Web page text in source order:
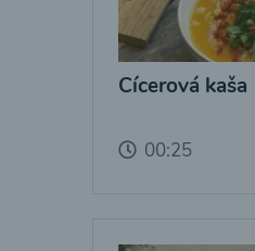
Cícerová kaša
00:25